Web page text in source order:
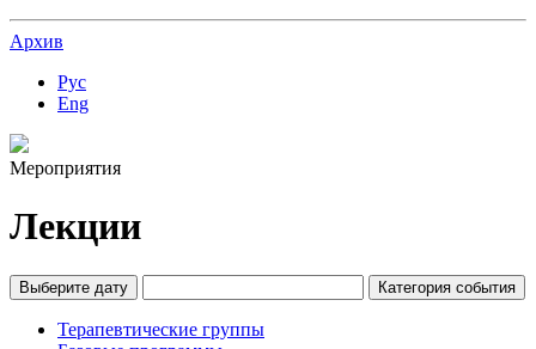
Архив
Рус
Eng
Мероприятия
Лекции
Выберите дату Категория события
Терапевтические группы